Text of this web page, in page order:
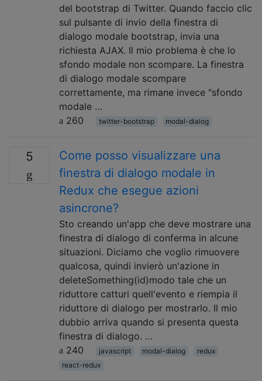
del bootstrap di Twitter. Quando faccio clic
sul pulsante di invio della finestra di
dialogo modale bootstrap, invia una
richiesta AJAX. Il mio problema è che lo
sfondo modale non scompare. La finestra
di dialogo modale scompare
correttamente, ma rimane invece "sfondo
modale …
260
twitter-bootstrap modal-dialog
5
Come posso visualizzare una
finestra di dialogo modale in
Redux che esegue azioni
asincrone?
Sto creando un'app che deve mostrare una
finestra di dialogo di conferma in alcune
situazioni. Diciamo che voglio rimuovere
qualcosa, quindi invierò un'azione in
deleteSomething(id)modo tale che un
riduttore catturi quell'evento e riempia il
riduttore di dialogo per mostrarlo. Il mio
dubbio arriva quando si presenta questa
finestra di dialogo. …
240
javascript modal-dialog
redux
react-redux